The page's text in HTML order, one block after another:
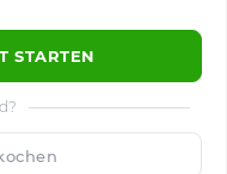
STARTEN
Speichern